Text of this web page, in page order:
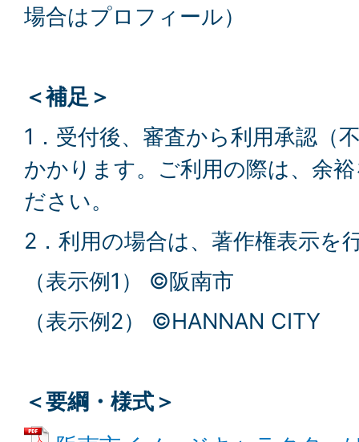
場合はプロフィール）
＜補足＞
1．受付後、審査から利用承認（
かかります。ご利用の際は、余
ださい。
2．利用の場合は、著作権表示を
（表示例1） ©阪南市
（表示例2） ©HANNAN CITY
＜要綱・様式＞